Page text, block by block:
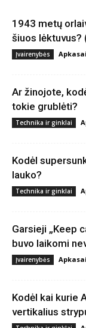
1943 metų
šiuos lėktuvus?
Įvairenybės Apkasai
Ar žinojote,
tokie grublėti?
Technika ir ginklai
Kodėl
lauko?
Technika ir ginklai
Garsieji „Keep
buvo laikomi
Įvairenybės Apkasai
Kodėl kai kurie
vertikalius